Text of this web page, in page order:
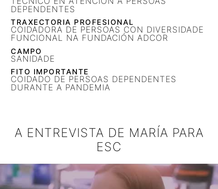
DEPENDENTES
TRAXECTORIA PROFESIONAL
COIDADORA DE PERSOAS CON DIVERSIDADE
FUNCIONAL NA FUNDACIÓN ADCOR
CAMPO
SANIDADE
FITO IMPORTANTE
COIDADO DE PERSOAS DEPENDENTES
DURANTE A PANDEMIA
A ENTREVISTA DE MARÍA PARA
ESC